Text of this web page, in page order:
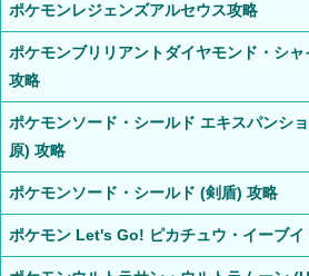
ポケモンレジェンズアルセウス攻略
ポケモンブリリアントダイヤモンド・シ
攻略
ポケモンソード・シールド エキスパンシ
原) 攻略
ポケモンソード・シールド (剣盾) 攻略
ポケモン Let's Go! ピカチュウ・イーブイ